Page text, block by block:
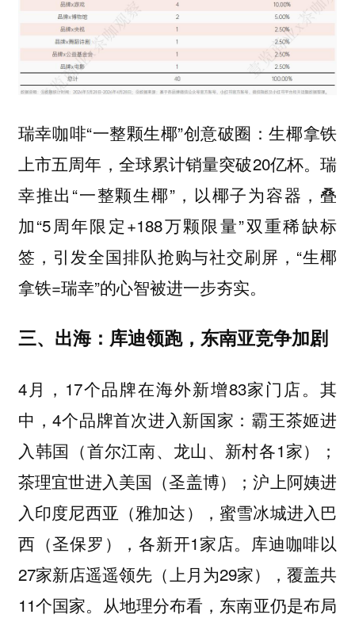
瑞幸咖啡“一整颗生椰”创意破圈：生椰拿铁
上市五周年，全球累计销量突破20亿杯。瑞
幸推出“一整颗生椰”，以椰子为容器，叠
加“5周年限定+188万颗限量”双重稀缺标
签，引发全国排队抢购与社交刷屏，“生椰
拿铁=瑞幸”的心智被进一步夯实。
三、出海：库迪领跑，东南亚竞争加剧
4月，17个品牌在海外新增83家门店。其
中，4个品牌首次进入新国家：霸王茶姬进
入韩国（首尔江南、龙山、新村各1家）；
茶理宜世进入美国（圣盖博）；沪上阿姨进
入印度尼西亚（雅加达），蜜雪冰城进入巴
西（圣保罗），各新开1家店。库迪咖啡以
27家新店遥遥领先（上月为29家），覆盖共
11个国家。从地理分布看，东南亚仍是布局